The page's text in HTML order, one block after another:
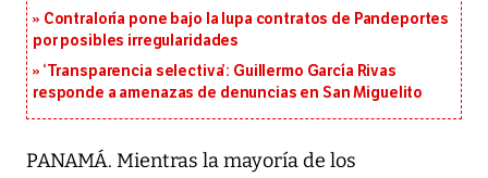
Contraloría pone bajo la lupa contratos de Pandeportes
por posibles irregularidades
‘Transparencia selectiva’: Guillermo García Rivas
responde a amenazas de denuncias en San Miguelito
PANAMÁ. Mientras la mayoría de los